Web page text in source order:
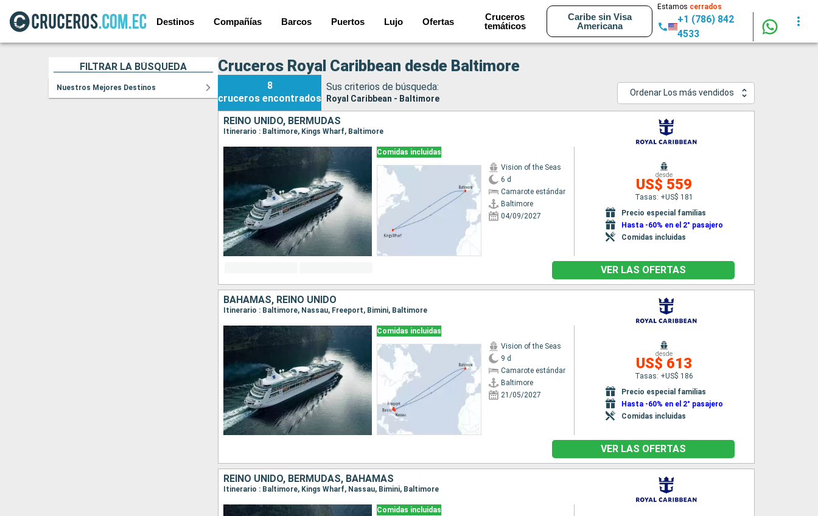
Destinos Compañías Barcos Puertos Lujo Ofertas
Cruceros
temáticos
Caribe sin Visa
Americana
Estamos cerrados
+1 (786) 842
4533
FILTRAR LA BÚSQUEDA
Nuestros Mejores Destinos
Cruceros Royal Caribbean desde Baltimore
8
cruceros encontrados
Sus criterios de búsqueda:
Royal Caribbean - Baltimore
Ordenar Los más vendidos
REINO UNIDO, BERMUDAS
Itinerario : Baltimore, Kings Wharf, Baltimore
Comidas incluidas
Vision of the Seas
6 d
Camarote estándar
Baltimore
04/09/2027
desde
US$ 559
Tasas: +US$ 181
Precio especial familias
Hasta -60% en el 2° pasajero
Comidas incluidas
VER LAS OFERTAS
BAHAMAS, REINO UNIDO
Itinerario : Baltimore, Nassau, Freeport, Bimini, Baltimore
Comidas incluidas
Vision of the Seas
9 d
Camarote estándar
Baltimore
21/05/2027
desde
US$ 613
Tasas: +US$ 186
Precio especial familias
Hasta -60% en el 2° pasajero
Comidas incluidas
VER LAS OFERTAS
REINO UNIDO, BERMUDAS, BAHAMAS
Itinerario : Baltimore, Kings Wharf, Nassau, Bimini, Baltimore
Comidas incluidas